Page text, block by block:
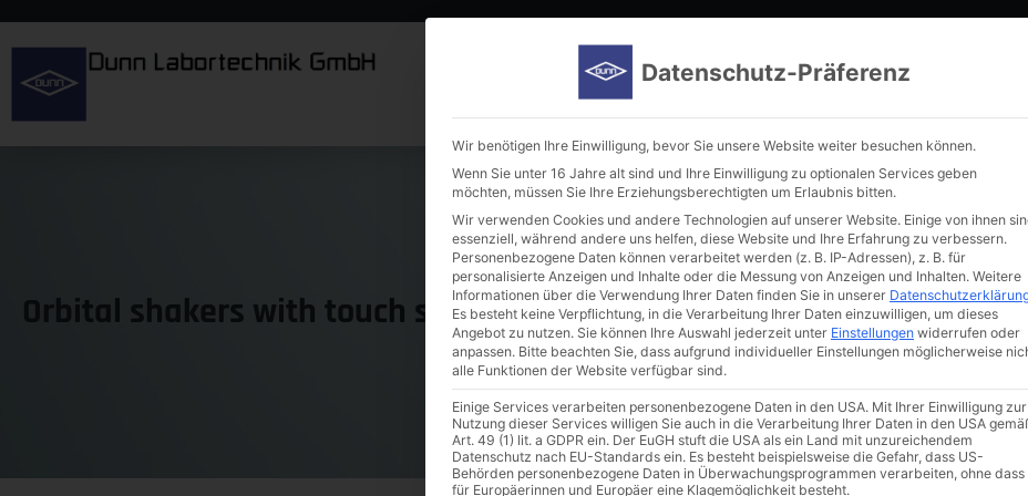
Manufacturer Immunoreagents
Orbital shakers with touch screen
Datenschutz-Präferenz
Wir benötigen Ihre Einwilligung, bevor Sie unsere Website weiter besuchen können.
Wenn Sie unter 16 Jahre alt sind und Ihre Einwilligung zu optionalen Services geben
möchten, müssen Sie Ihre Erziehungsberechtigten um Erlaubnis bitten.
Wir verwenden Cookies und andere Technologien auf unserer Website. Einige von ihnen
essenziell, während andere uns helfen, diese Website und Ihre Erfahrung zu verbessern.
Personenbezogene Daten können verarbeitet werden (z. B. IP-Adressen), z. B. für
personalisierte Anzeigen und Inhalte oder die Messung von Anzeigen und Inhalten. Weitere
Informationen über die Verwendung Ihrer Daten finden Sie in unserer
Es besteht keine Verpflichtung, in die Verarbeitung Ihrer Daten einzuwilligen, um dieses
Angebot zu nutzen. Sie können Ihre Auswahl jederzeit unter Einstellungen widerrufen oder
anpassen. Bitte beachten Sie, dass aufgrund individueller Einstellungen möglicherweise
alle Funktionen der Website verfügbar sind.
Einige Services verarbeiten personenbezogene Daten in den USA. Mit Ihrer Einwilligung zur
Nutzung dieser Services willigen Sie auch in die Verarbeitung Ihrer Daten in den USA
Art. 49 (1) lit. a GDPR ein. Der EuGH stuft die USA als ein Land mit unzureichendem
Datenschutz nach EU-Standards ein. Es besteht beispielsweise die Gefahr, dass US-
Behörden personenbezogene Daten in Überwachungsprogrammen verarbeiten, ohne dass
für Europäerinnen und Europäer eine Klagemöglichkeit besteht.